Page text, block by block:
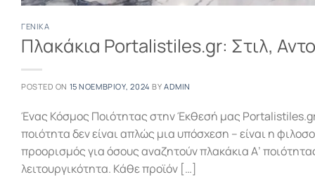
ΓΕΝΙΚΆ
Πλακάκια Portalistiles.gr: Στιλ,
POSTED ON 15 ΝΟΕΜΒΡΊΟΥ, 2024 BY ADMIN
Ένας Κόσμος Ποιότητας στην Έκθεσή μας
ποιότητα δεν είναι απλώς μια υπόσχεση – είναι η
προορισμός για όσους αναζητούν πλακάκια Α’
λειτουργικότητα. Κάθε προϊόν […]